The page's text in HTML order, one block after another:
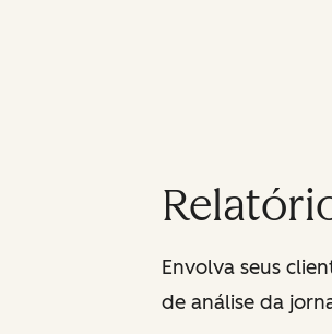
Envolva seus
de análise da